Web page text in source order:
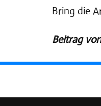
Bring die
Beitrag vo